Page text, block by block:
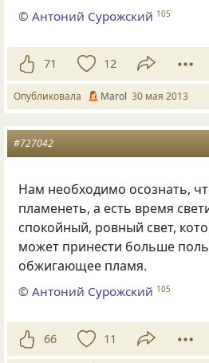
©Антоний Сурожский 105
71 12
Опубликовала Marol 30 мая 2013
#727042
Нам необходимо осознать,
пламенеть, а есть время
спокойный, ровный свет,
может принести больше
обжигающее пламя.
©Антоний Сурожский 105
66 11